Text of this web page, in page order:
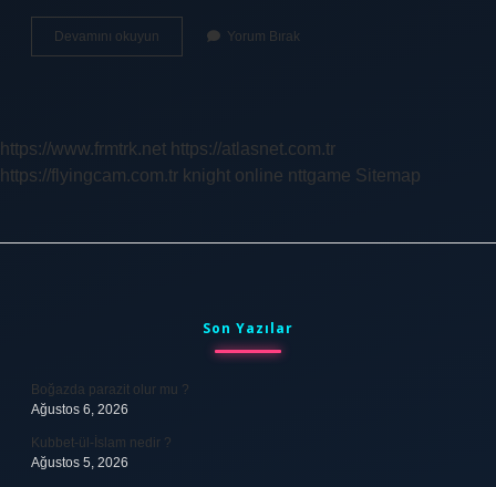
Devamını okuyun Dünyanın
En
Yorum Bırak
https://www.frmtrk.net https://atlasnet.com.tr
https://flyingcam.com.tr knight online nttgame Sitemap
Son Yazılar
Boğazda parazit olur mu ?
Ağustos 6, 2026
Kubbet-ül-İslam nedir ?
Ağustos 5, 2026